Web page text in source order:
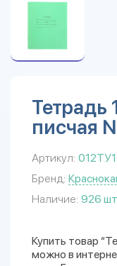
Тетрадь
писчая
Артикул:
Бренд:
Наличие: 926
Купить товар
можно в